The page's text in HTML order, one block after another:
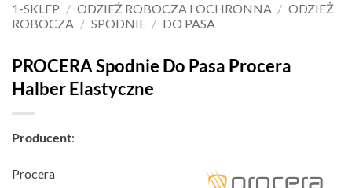
1-SKLEP / ODZIEŻ ROBOCZA I OCHRONNA / ODZIEŻ
ROBOCZA / SPODNIE / DO PASA
PROCERA Spodnie Do Pasa Procera
Halber Elastyczne
Producent:
Procera